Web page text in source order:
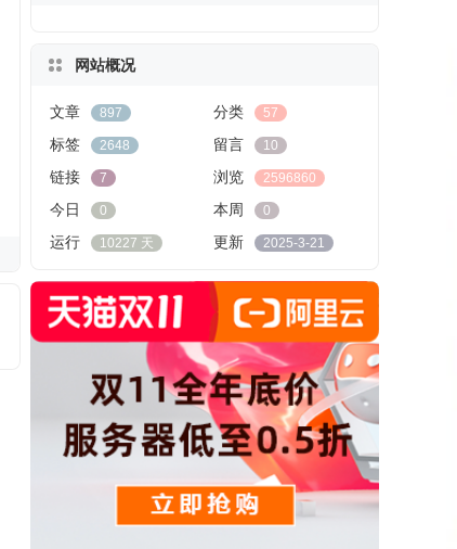
网站概况
文章 897 分类 57
标签 2648 留言 10
链接 7 浏览 2596860
今日 0 本周 0
运行 10227 天 更新 2025-3-21